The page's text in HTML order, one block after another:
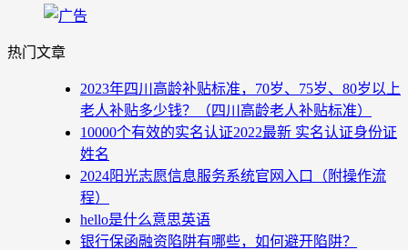
热门文章
2023年四川高龄补贴标准，70岁、75岁、80岁以上
老人补贴多少钱？（四川高龄老人补贴标准）
10000个有效的实名认证2022最新 实名认证身份证
姓名
2024阳光志愿信息服务系统官网入口（附操作流
程）
hello是什么意思英语
银行保函融资陷阱有哪些，如何避开陷阱？